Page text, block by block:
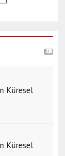
Küresel
Küresel